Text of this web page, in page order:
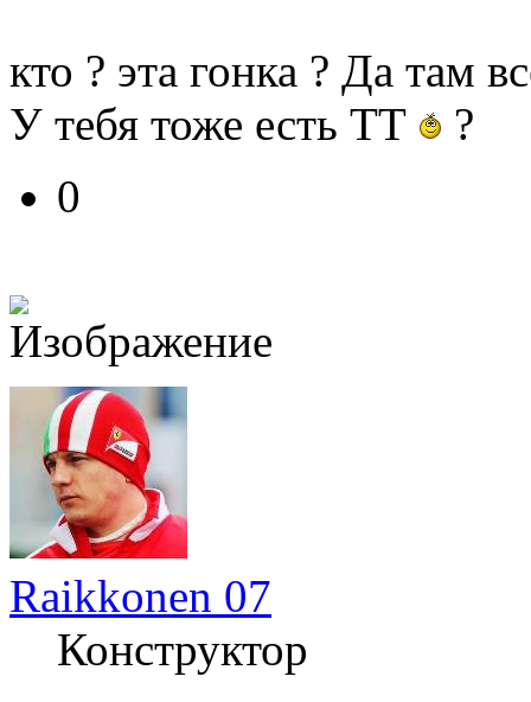
кто ? эта гонка ? Да там
У тебя тоже есть ТТ
?
0
Raikkonen 07
Конструктор